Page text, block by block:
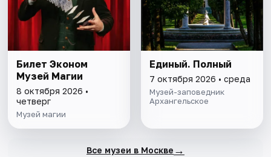
Билет Эконом
Музей Магии
8 октября 2026 •
четверг
Музей магии
Единый. Полный
7 октября 2026 • среда
Музей-заповедник
Архангельское
Все музеи в Москве →